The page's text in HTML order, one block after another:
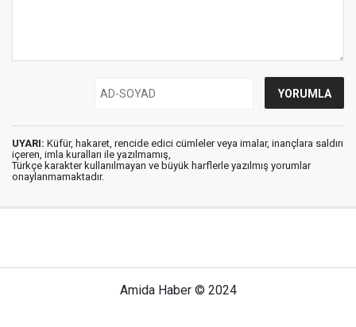
UYARI: Küfür, hakaret, rencide edici cümleler veya imalar, inançlara saldırı
içeren, imla kuralları ile yazılmamış,
Türkçe karakter kullanılmayan ve büyük harflerle yazılmış yorumlar
onaylanmamaktadır.
Amida Haber © 2024